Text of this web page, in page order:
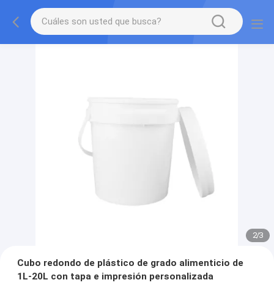
2/3
Cubo redondo de plástico de grado alimenticio de
1L-20L con tapa e impresión personalizada